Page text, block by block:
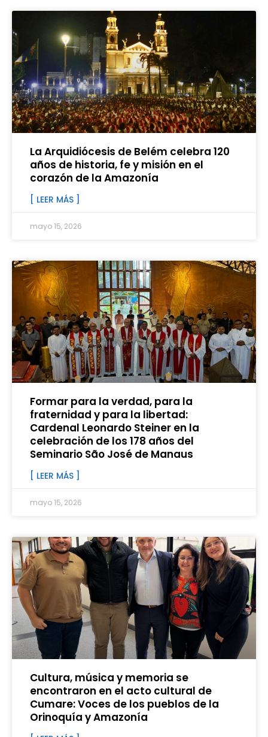
La Arquidiócesis de Belém celebra 120
años de historia, fe y misión en el
corazón de la Amazonía
[ LEER MÁS ]
mayo 15, 2026
Formar para la verdad, para la
fraternidad y para la libertad:
Cardenal Leonardo Steiner en la
celebración de los 178 años del
Seminario São José de Manaus
[ LEER MÁS ]
mayo 15, 2026
Cultura, música y memoria se
encontraron en el acto cultural de
Cumare: Voces de los pueblos de la
Orinoquía y Amazonía